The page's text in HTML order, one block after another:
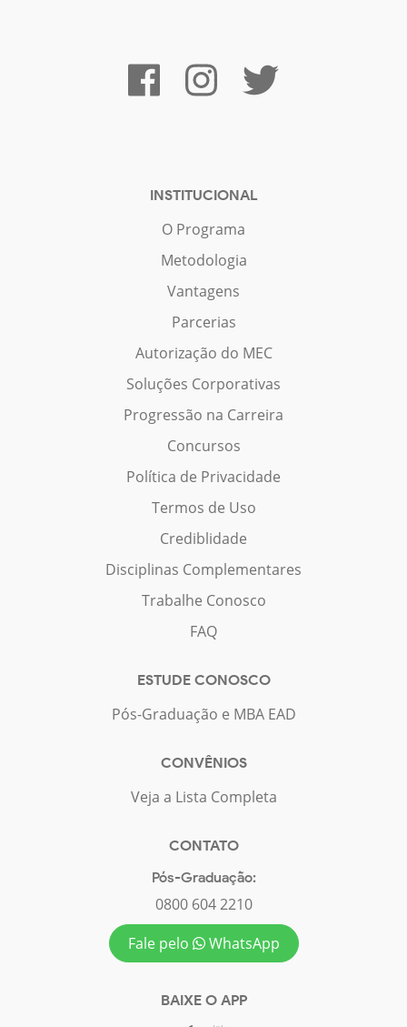
INSTITUCIONAL
O Programa
Metodologia
Vantagens
Parcerias
Autorização do MEC
Soluções Corporativas
Progressão na Carreira
Concursos
Política de Privacidade
Termos de Uso
Crediblidade
Disciplinas Complementares
Trabalhe Conosco
FAQ
ESTUDE CONOSCO
Pós-Graduação e MBA EAD
CONVÊNIOS
Veja a Lista Completa
CONTATO
Pós-Graduação:
0800 604 2210
Fale pelo
WhatsApp
BAIXE O APP